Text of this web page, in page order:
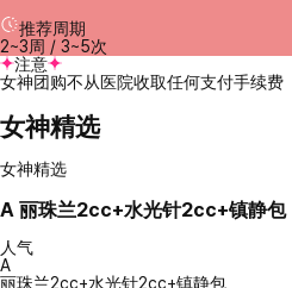
推荐周期
2~3周 / 3~5次
注意
女神团购不从医院收取任何支付手续费
女神精选
女神精选
A 丽珠兰2cc+水光针2cc+镇静包
人气
A
丽珠兰2cc+水光针2cc+镇静包